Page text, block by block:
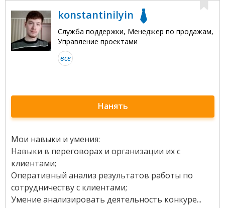
konstantinilyin
Служба поддержки, Менеджер по продажам,
Управление проектами
все
Нанять
Мои навыки и умения:
Навыки в переговорах и организации их с
клиентами;
Оперативный анализ результатов работы по
сотрудничеству с клиентами;
Умение анализировать деятельность конкуре...